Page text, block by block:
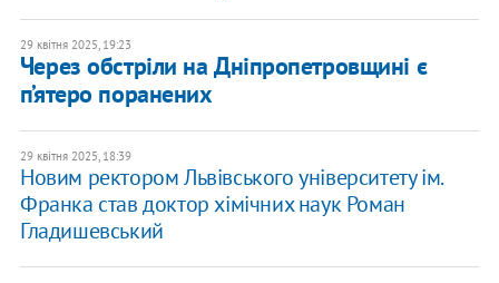
29 квітня 2025, 19:23
Через обстріли на Дніпропетровщині є
п’ятеро поранених
29 квітня 2025, 18:39
Новим ректором Львівського університету ім.
Франка став доктор хімічних наук Роман
Гладишевський